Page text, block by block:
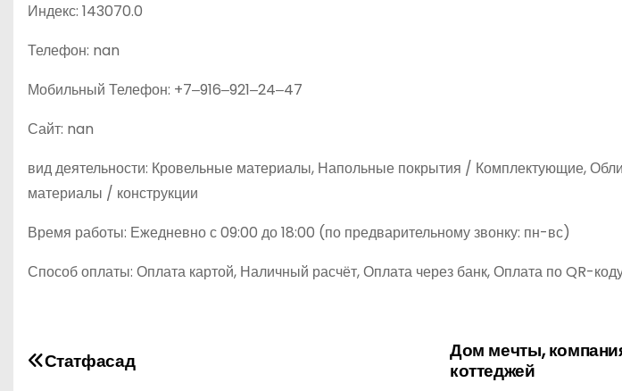
Индекс: 143070.0
Телефон: nan
Мобильный Телефон: +7‒916‒921‒24‒47
Сайт: nan
вид деятельности: Кровельные материалы, Напольные покрытия / Комплектующие,
материалы / конструкции
Время работы: Ежедневно с 09:00 до 18:00 (по предварительному звонку: пн-вс)
Способ оплаты: Оплата картой, Наличный расчёт, Оплата через банк, Оплата по QR-
Н
Дом мечты,
коттеджей
Статфасад